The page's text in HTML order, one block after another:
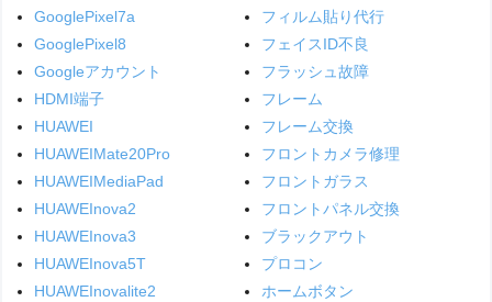
GooglePixel7a
GooglePixel8
Googleアカウント
HDMI端子
HUAWEI
HUAWEIMate20Pro
HUAWEIMediaPad
HUAWEInova2
HUAWEInova3
HUAWEInova5T
HUAWEInovalite2
フィルム貼り代行
フェイスID不良
フラッシュ故障
フレーム
フレーム交換
フロントカメラ修理
フロントガラス
フロントパネル交換
ブラックアウト
プロコン
ホームボタン